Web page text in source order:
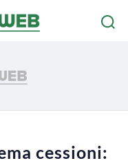
cessioni: